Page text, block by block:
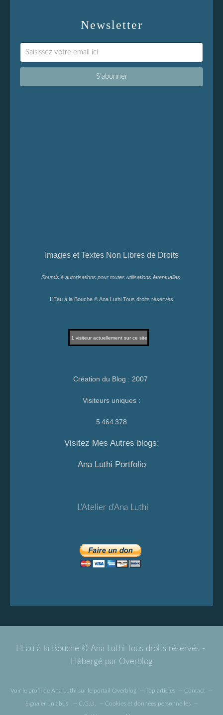
Newsletter
Images et Textes Non Libres de Droits
Soumis à autorisations pour toutes utilisations éventuelles
L’Eau à la Bouche © Ana Luthi Tous droits réservés
1 visiteur actuellement sur ce site
Création du Blog : 2007
Visiteurs uniques :
5 464 378
Visitez Mes Autres blogs:
Ana Luthi Portfolio
L'Atelier d'Ana Luthi
L'Eau à la Bouche © Ana Luthi Tous droits réservés -
Hébergé par Overblog
Voir le profil de Ana Luthi sur le portail Overblog Top articles Contact
Signaler un abus C.G.U. Cookies et données personnelles